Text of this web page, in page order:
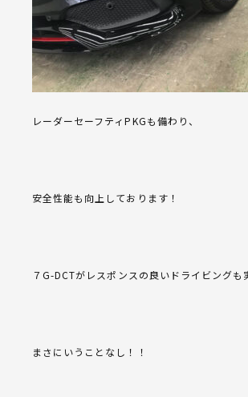
レーダーセーフティPKGも備わり、
安全性能も向上しております！
７G-DCTがレスポンスの良いドライビングも
まさにいうことなし！！